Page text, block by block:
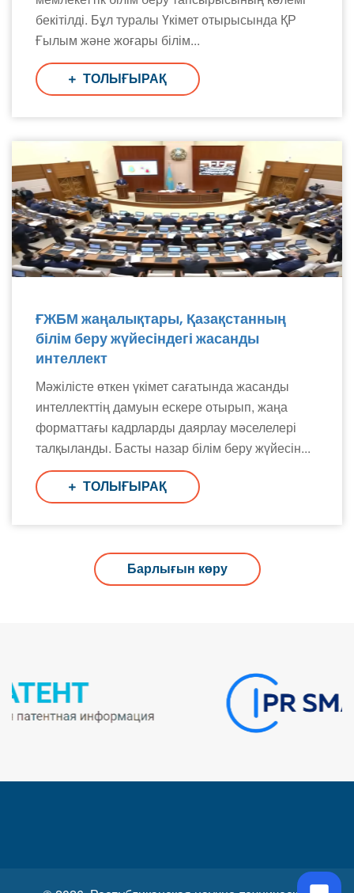
бекітілді. Бұл туралы Үкімет отырысында ҚР
Ғылым және жоғары білім...
ТОЛЫҒЫРАҚ
ҒЖБМ жаңалықтары, Қазақстанның
білім беру жүйесіндегі жасанды
интеллект
Мәжілісте өткен үкімет сағатында жасанды
интеллекттің дамуын ескере отырып, жаңа
форматтағы кадрларды даярлау мәселелері
талқыланды. Басты назар білім беру жүйесін...
ТОЛЫҒЫРАҚ
Барлығын көру